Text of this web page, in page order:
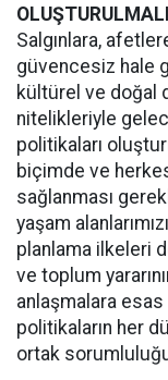
Salgınlara,
güvencesiz hale
kültürel ve doğal
nitelikleriyle
politikaları
biçimde ve
sağlanması
yaşam
planlama ilkeleri
ve toplum
anlaşmalara esas
politikaların her
ortak